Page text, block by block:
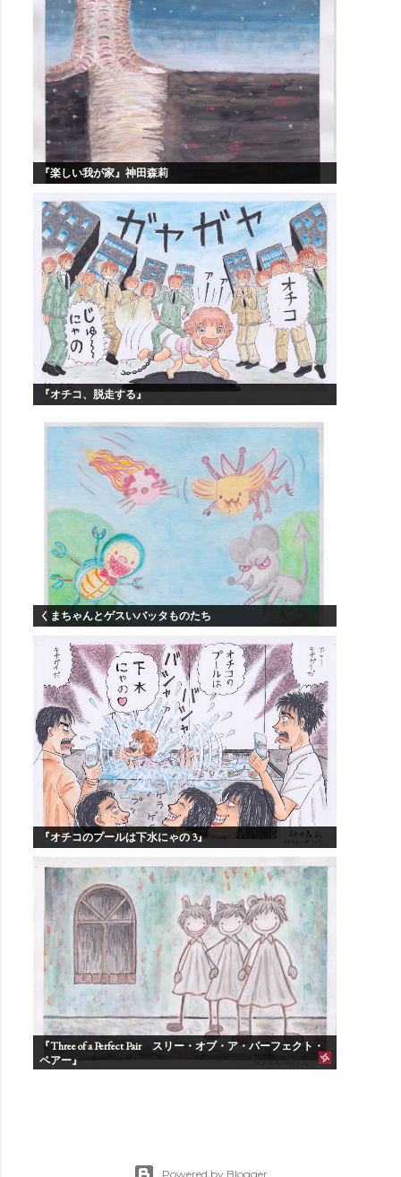
『楽しい我が家』神田森莉
『オチコ、脱走する』
くまちゃんとゲスいバッタものたち
『オチコのプールは下水にゃの 3』
『Three of a Perfect Pair スリー・オブ・ア・パーフェクト・
ペアー』
Powered by Blogger